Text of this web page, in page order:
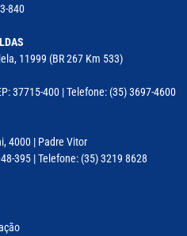
840
11999 (BR 267 Km 533)
37715-400 | Telefone: (35) 3697-4600
4000 | Padre Vitor
395 | Telefone: (35) 3219 8628